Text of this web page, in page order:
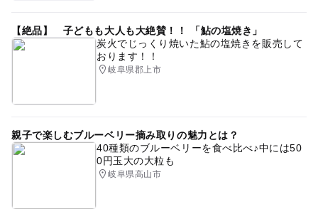
【絶品】 子どもも大人も大絶賛！！ 「鮎の塩焼き」
炭火でじっくり焼いた鮎の塩焼きを販売して
おります！！
岐阜県郡上市
親子で楽しむブルーベリー摘み取りの魅力とは？
40種類のブルーベリーを食べ比べ♪中には50
0円玉大の大粒も
岐阜県高山市